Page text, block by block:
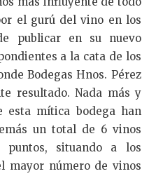
el gurú del vino en los
publicar en su nuevo
a la cata de los
Bodegas Hnos. Pérez
resultado. Nada más y
esta mítica bodega han
un total de 6 vinos
situando a los
mayor número de vinos